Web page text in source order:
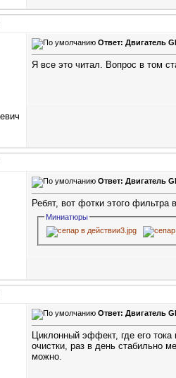
Ответ: Двигатель
Я все это читал. Вопрос в том
Ответ: Двигатель
Ребят, вот фотки этого фильтра
Миниатюры
Ответ: Двигатель
Циклонный эффект, где его
очистки, раз в день стабильно
можно.